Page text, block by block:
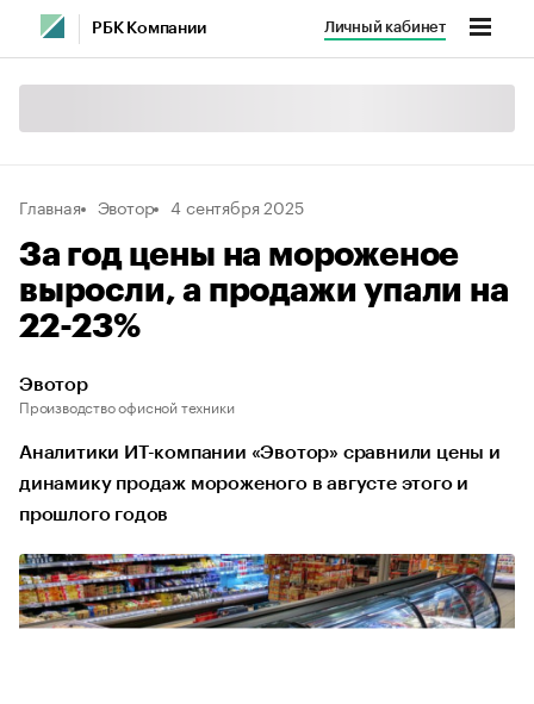
РБК Компании Личный кабинет
Главная Эвотор 4 сентября 2025
За год цены на мороженое
выросли, а продажи упали на
22-23%
Эвотор
Производство офисной техники
Аналитики ИТ-компании «Эвотор» сравнили цены и
динамику продаж мороженого в августе этого и
прошлого годов